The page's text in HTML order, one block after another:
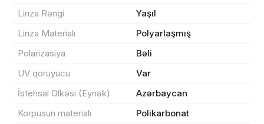
Linza Rəngi
Yaşıl
Linza Materialı
Polyarlaşmış
Polarizasiya
Bəli
UV qoruyucu
Var
İstehsal Ölkəsi (Eynək)
Azərbaycan
Korpusun materialı
Polikarbonat
Sifarişin detalları
Endirim
Çatdırılma